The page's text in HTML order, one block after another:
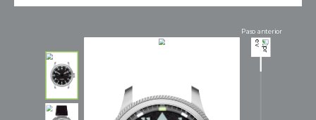
Paso anterior